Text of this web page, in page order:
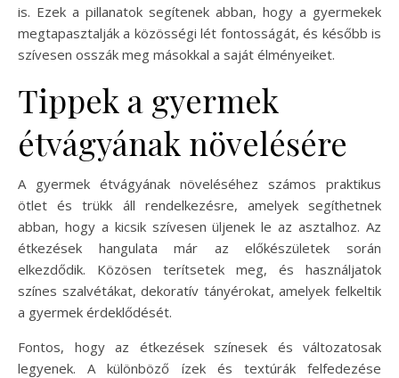
is. Ezek a pillanatok segítenek abban, hogy a gyermekek
megtapasztalják a közösségi lét fontosságát, és később is
szívesen osszák meg másokkal a saját élményeiket.
Tippek a gyermek
étvágyának növelésére
A gyermek étvágyának növeléséhez számos praktikus
ötlet és trükk áll rendelkezésre, amelyek segíthetnek
abban, hogy a kicsik szívesen üljenek le az asztalhoz. Az
étkezések hangulata már az előkészületek során
elkezdődik. Közösen terítsetek meg, és használjatok
színes szalvétákat, dekoratív tányérokat, amelyek felkeltik
a gyermek érdeklődését.
Fontos, hogy az étkezések színesek és változatosak
legyenek. A különböző ízek és textúrák felfedezése